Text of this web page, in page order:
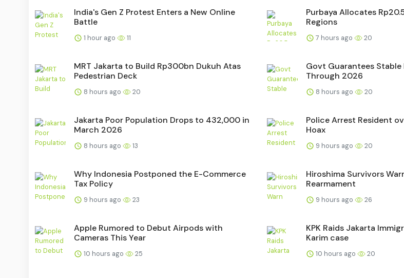
India's Gen Z Protest Enters a New Online
Battle
1 hour ago 11
Purbaya Allocates
Regions
7 hours ago 20
MRT Jakarta to Build Rp300bn Dukuh Atas
Pedestrian Deck
8 hours ago 20
Govt Guarantees Stable
Through 2026
8 hours ago 20
Jakarta Poor Population Drops to 432,000 in
March 2026
8 hours ago 13
Police Arrest Resident
Hoax
9 hours ago 20
Why Indonesia Postponed the E-Commerce
Tax Policy
9 hours ago 23
Hiroshima Survivors
Rearmament
9 hours ago 26
Apple Rumored to Debut Airpods with
Cameras This Year
10 hours ago 25
KPK Raids Jakarta
Karim case
10 hours ago 20